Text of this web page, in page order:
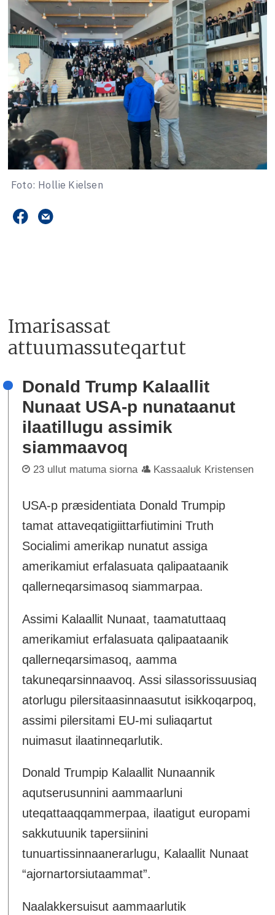
Foto: Hollie Kielsen
Imarisassat
attuumassuteqartut
Donald Trump Kalaallit
Nunaat USA-p nunataanut
ilaatillugu assimik
siammaavoq
23 ullut matuma siorna Kassaaluk Kristensen
USA-p præsidentiata Donald Trumpip
tamat attaveqatigiittarfiutimini Truth
Socialimi amerikap nunatut assiga
amerikamiut erfalasuata qalipaataanik
qallerneqarsimasoq siammarpaa.
Assimi Kalaallit Nunaat, taamatuttaaq
amerikamiut erfalasuata qalipaataanik
qallerneqarsimasoq, aamma
takuneqarsinnaavoq. Assi silassorissuusiaq
atorlugu pilersitaasinnaasutut isikkoqarpoq,
assimi pilersitami EU-mi suliaqartut
nuimasut ilaatinneqarlutik.
Donald Trumpip Kalaallit Nunaannik
aqutserusunnini aammaarluni
uteqattaaqqammerpaa, ilaatigut europami
sakkutuunik tapersiinini
tunuartissinnaanerarlugu, Kalaallit Nunaat
“ajornartorsiutaammat”.
Naalakkersuisut aammaarlutik